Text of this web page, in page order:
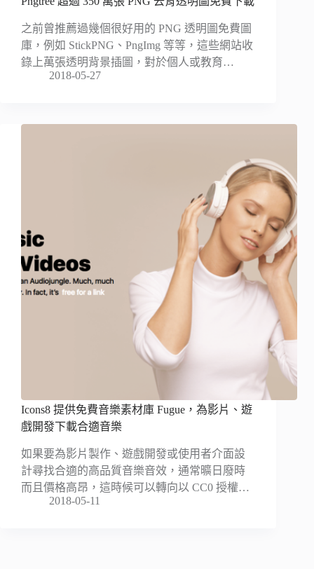
之前曾推薦過幾個很好用的 PNG 透明圖免費圖
庫，例如 StickPNG、PngImg 等等，這些網站收
錄上萬張透明背景插圖，對於個人或教育…
2018-05-27
Icons8 提供免費音樂素材庫 Fugue，為影片、遊
戲開發下載合適音樂
如果要為影片製作、遊戲開發或使用者介面設
計尋找合適的高品質音樂音效，通常曠日廢時
而且價格高昂，這時候可以轉向以 CC0 授權…
2018-05-11